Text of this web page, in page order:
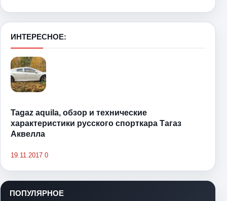
ИНТЕРЕСНОЕ:
Tagaz aquila, обзор и технические
характеристики русского спорткара Тагаз
Аквелла
19.11.2017 0
ПОПУЛЯРНОЕ